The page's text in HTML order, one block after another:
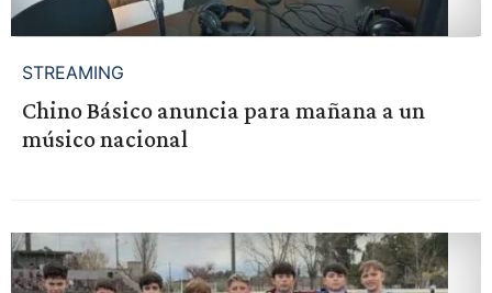
STREAMING
Chino Básico anuncia para mañana a un
músico nacional